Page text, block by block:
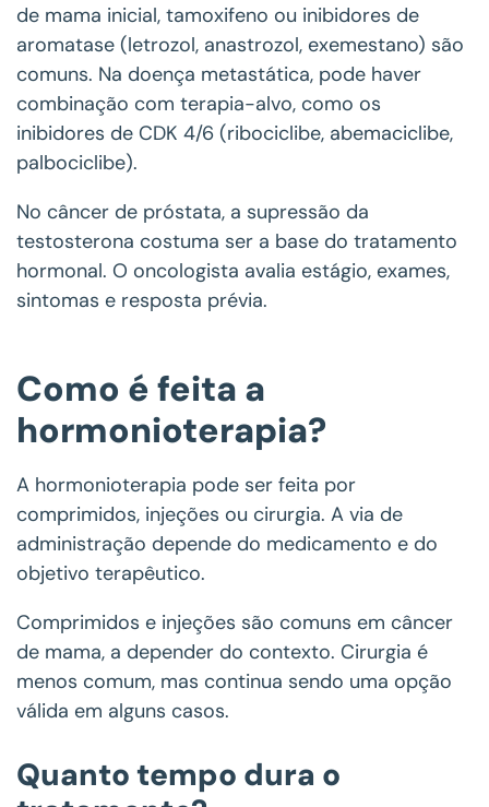
de mama inicial, tamoxifeno ou inibidores de
aromatase (letrozol, anastrozol, exemestano) são
comuns. Na doença metastática, pode haver
combinação com terapia-alvo, como os
inibidores de CDK 4/6 (ribociclibe, abemaciclibe,
palbociclibe).
No câncer de próstata, a supressão da
testosterona costuma ser a base do tratamento
hormonal. O oncologista avalia estágio, exames,
sintomas e resposta prévia.
Como é feita a
hormonioterapia?
A hormonioterapia pode ser feita por
comprimidos, injeções ou cirurgia. A via de
administração depende do medicamento e do
objetivo terapêutico.
Comprimidos e injeções são comuns em câncer
de mama, a depender do contexto. Cirurgia é
menos comum, mas continua sendo uma opção
válida em alguns casos.
Quanto tempo dura o